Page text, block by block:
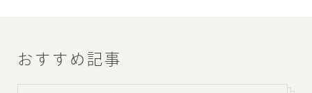
おすすめ記事